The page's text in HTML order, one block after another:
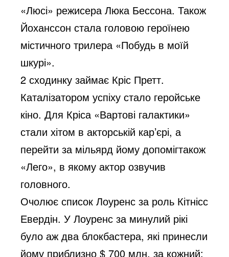
«Люсі» режисера Люка Бессона. Також
Йоханссон стала головою героїнею
містичного трилера «Побудь в моїй
шкурі».
2 сходинку займає Кріс Претт.
Каталізатором успіху стало геройське
кіно. Для Кріса «Вартові галактики»
стали хітом в акторській кар’єрі, а
перейти за мільярд йому допомігтакож
«Лего», в якому актор озвучив
головного.
Очолює список Лоуренс за роль Кітнісс
Евердін. У Лоуренс за минулий рікі
було аж два блокбастера, які принесли
йому приблизно $ 700 млн. за кожний: